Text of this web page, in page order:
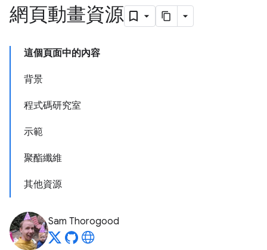
網頁動畫資源
這個頁面中的內容
背景
程式碼研究室
示範
聚酯纖維
其他資源
Sam Thorogood